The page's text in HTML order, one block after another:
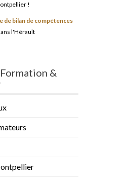
!
de bilan de compétences
l'Hérault
&